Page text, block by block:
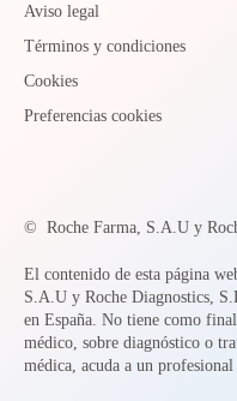
Aviso legal
Términos y condiciones
Cookies
Preferencias cookies
© Roche Farma, S.A.U y
El contenido de esta página
S.A.U y Roche Diagnostics,
en España. No tiene como
médico, sobre diagnóstico o
médica, acuda a un